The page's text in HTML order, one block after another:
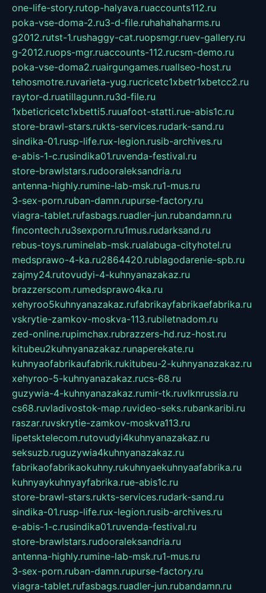
one-life-story.rutop-halyava.ruaccounts112.ru
poka-vse-doma-2.ru3-d-file.ruhahahaharms.ru
g2012.rutst-1.rushaggy-cat.ruopsmgr.ruev-gallery.ru
g-2012.ruops-mgr.ruaccounts-112.rucsm-demo.ru
poka-vse-doma2.ruairgungames.ruallseo-host.ru
tehosmotre.ruvarieta-yug.rucricetc1xbetr1xbetcc2.ru
raytor-d.ruatillagunn.ru3d-file.ru
1xbeticricetc1xbetti5.ruuafoot-statti.rue-abis1c.ru
store-brawl-stars.rukts-services.rudark-sand.ru
sindika-01.rusp-life.rux-legion.rusib-archives.ru
e-abis-1-c.rusindika01.ruvenda-festival.ru
store-brawlstars.rudooraleksandria.ru
antenna-highly.rumine-lab-msk.ru1-mus.ru
3-sex-porn.ruban-damn.rupurse-factory.ru
viagra-tablet.rufasbags.ruadler-jun.rubandamn.ru
fincontech.ru3sexporn.ru1mus.rudarksand.ru
rebus-toys.ruminelab-msk.rualabuga-cityhotel.ru
medsprawo-4-ka.ru2864420.rublagodarenie-spb.ru
zajmy24.rutovudyi-4-kuhnyanazakaz.ru
brazzerscom.rumedsprawo4ka.ru
xehyroo5kuhnyanazakaz.rufabrikayfabrikaefabrika.ru
vskrytie-zamkov-moskva-113.rubiletnadom.ru
zed-online.rupimchax.rubrazzers-hd.ruz-host.ru
kitubeu2kuhnyanazakaz.runaperekate.ru
kuhnyaofabrikaufabrik.rukitubeu-2-kuhnyanazakaz.ru
xehyroo-5-kuhnyanazakaz.rucs-68.ru
guzywia-4-kuhnyanazakaz.rumir-tk.ruvlknrussia.ru
cs68.ruvladivostok-map.ruvideo-seks.rubankaribi.ru
raszar.ruvskrytie-zamkov-moskva113.ru
lipetsktelecom.rutovudyi4kuhnyanazakaz.ru
seksuzb.ruguzywia4kuhnyanazakaz.ru
fabrikaofabrikaokuhny.rukuhnyaekuhnyaafabrika.ru
kuhnyaykuhnyayfabrika.rue-abis1c.ru
store-brawl-stars.rukts-services.rudark-sand.ru
sindika-01.rusp-life.rux-legion.rusib-archives.ru
e-abis-1-c.rusindika01.ruvenda-festival.ru
store-brawlstars.rudooraleksandria.ru
antenna-highly.rumine-lab-msk.ru1-mus.ru
3-sex-porn.ruban-damn.rupurse-factory.ru
viagra-tablet.rufasbags.ruadler-jun.rubandamn.ru